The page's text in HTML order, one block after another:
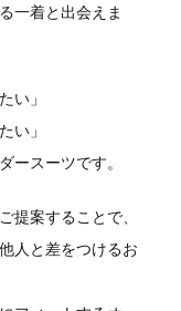
一着と出会えま
い」
い」
ースーツです。
提案することで、
人と差をつけるお